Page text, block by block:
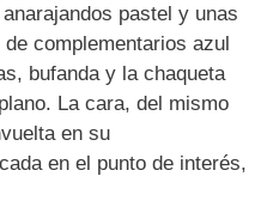
pastel y unas
complementarios azul
bufanda y la chaqueta
La cara, del mismo
en su
en el punto de interés,